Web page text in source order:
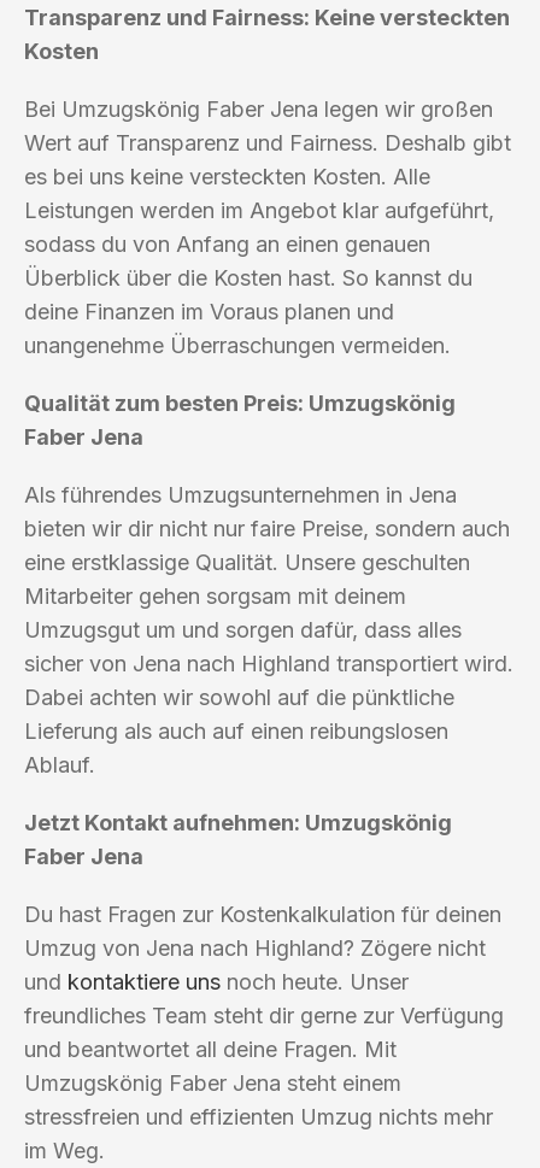
Transparenz und Fairness: Keine versteckten
Kosten
Bei Umzugskönig Faber Jena legen wir großen
Wert auf Transparenz und Fairness. Deshalb gibt
es bei uns keine versteckten Kosten. Alle
Leistungen werden im Angebot klar aufgeführt,
sodass du von Anfang an einen genauen
Überblick über die Kosten hast. So kannst du
deine Finanzen im Voraus planen und
unangenehme Überraschungen vermeiden.
Qualität zum besten Preis: Umzugskönig
Faber Jena
Als führendes Umzugsunternehmen in Jena
bieten wir dir nicht nur faire Preise, sondern auch
eine erstklassige Qualität. Unsere geschulten
Mitarbeiter gehen sorgsam mit deinem
Umzugsgut um und sorgen dafür, dass alles
sicher von Jena nach Highland transportiert wird.
Dabei achten wir sowohl auf die pünktliche
Lieferung als auch auf einen reibungslosen
Ablauf.
Jetzt Kontakt aufnehmen: Umzugskönig
Faber Jena
Du hast Fragen zur Kostenkalkulation für deinen
Umzug von Jena nach Highland? Zögere nicht
und kontaktiere uns noch heute. Unser
freundliches Team steht dir gerne zur Verfügung
und beantwortet all deine Fragen. Mit
Umzugskönig Faber Jena steht einem
stressfreien und effizienten Umzug nichts mehr
im Weg.